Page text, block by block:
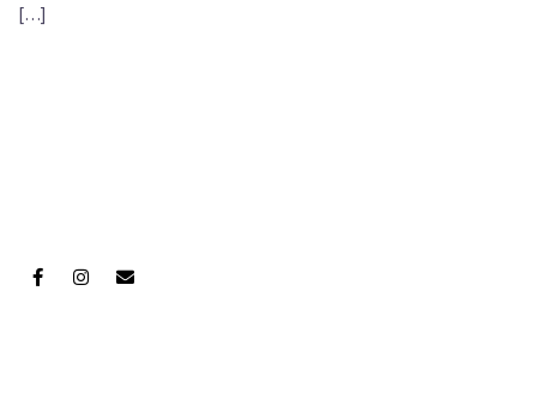
[…]